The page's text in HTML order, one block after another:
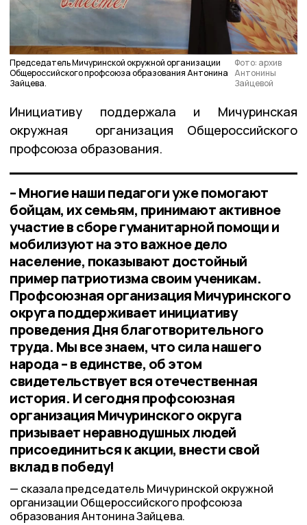
Председатель Мичуринской окружной организации
Общероссийского профсоюза образования Антонина
Зайцева.
Фото: архив
Антонины
Зайцевой
Инициативу поддержала и Мичуринская
окружная организация Общероссийского
профсоюза образования.
– Многие наши педагоги уже помогают
бойцам, их семьям, принимают активное
участие в сборе гуманитарной помощи и
мобилизуют на это важное дело
население, показывают достойный
пример патриотизма своим ученикам.
Профсоюзная организация Мичуринского
округа поддерживает инициативу
проведения Дня благотворительного
труда. Мы все знаем, что сила нашего
народа – в единстве, об этом
свидетельствует вся отечественная
история. И сегодня профсоюзная
организация Мичуринского округа
призывает неравнодушных людей
присоединиться к акции, внести свой
вклад в победу!
сказала председатель Мичуринской окружной
организации Общероссийского профсоюза
образования Антонина Зайцева.